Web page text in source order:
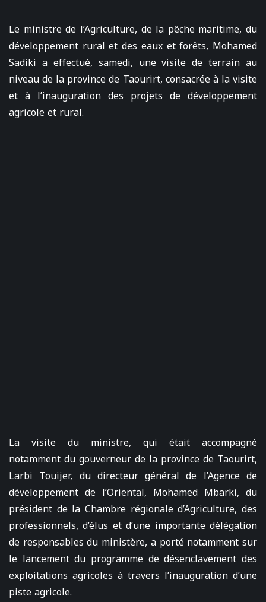
Le ministre de l’Agriculture, de la pêche maritime, du
développement rural et des eaux et forêts, Mohamed
Sadiki a effectué, samedi, une visite de terrain au
niveau de la province de Taourirt, consacrée à la visite
et à l’inauguration des projets de développement
agricole et rural.
La visite du ministre, qui était accompagné
notamment du gouverneur de la province de Taourirt,
Larbi Touijer, du directeur général de l’Agence de
développement de l’Oriental, Mohamed Mbarki, du
président de la Chambre régionale d’Agriculture, des
professionnels, d’élus et d’une importante délégation
de responsables du ministère, a porté notamment sur
le lancement du programme de désenclavement des
exploitations agricoles à travers l’inauguration d’une
piste agricole.